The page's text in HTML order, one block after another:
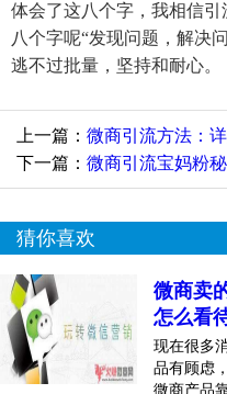
体会了这八个字，我相信
八个字呢“发现问题，解决
逃不过批量，坚持和耐心。
上一篇： 微商引流方法：
下一篇： 微商引流宝妈粉
猜你喜欢
微商卖
怎么看
现在很多
品有顾虑
微商产品